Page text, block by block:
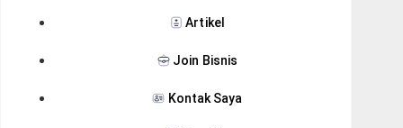
Artikel
Join Bisnis
Kontak Saya